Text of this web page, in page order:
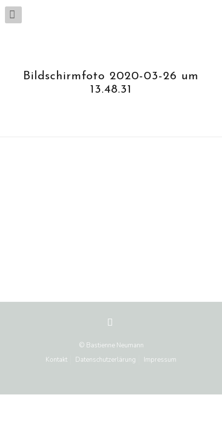
Bildschirmfoto 2020-03-26 um
13.48.31
© Bastienne Neumann
Kontakt
Datenschutzerlärung Impressum